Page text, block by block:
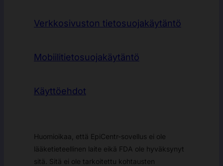
Verkkosivuston tietosuojakäytäntö
Mobiilitietosuojakäytäntö
Käyttöehdot
Huomioikaa, että EpiCentr-sovellus ei ole
lääketieteellinen laite eikä FDA ole hyväksynyt
sitä. Sitä ei ole tarkoitettu kohtausten